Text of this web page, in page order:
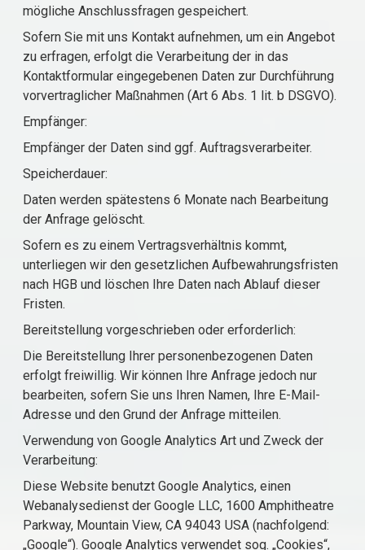
mögliche Anschlussfragen gespeichert.
Sofern Sie mit uns Kontakt aufnehmen, um ein Angebot
zu erfragen, erfolgt die Verarbeitung der in das
Kontaktformular eingegebenen Daten zur Durchführung
vorvertraglicher Maßnahmen (Art 6 Abs. 1 lit. b DSGVO).
Empfänger:
Empfänger der Daten sind ggf. Auftragsverarbeiter.
Speicherdauer:
Daten werden spätestens 6 Monate nach Bearbeitung
der Anfrage gelöscht.
Sofern es zu einem Vertragsverhältnis kommt,
unterliegen wir den gesetzlichen Aufbewahrungsfristen
nach HGB und löschen Ihre Daten nach Ablauf dieser
Fristen.
Bereitstellung vorgeschrieben oder erforderlich:
Die Bereitstellung Ihrer personenbezogenen Daten
erfolgt freiwillig. Wir können Ihre Anfrage jedoch nur
bearbeiten, sofern Sie uns Ihren Namen, Ihre E-Mail-
Adresse und den Grund der Anfrage mitteilen.
Verwendung von Google Analytics Art und Zweck der
Verarbeitung:
Diese Website benutzt Google Analytics, einen
Webanalysedienst der Google LLC, 1600 Amphitheatre
Parkway, Mountain View, CA 94043 USA (nachfolgend:
„Google“). Google Analytics verwendet sog. „Cookies“,